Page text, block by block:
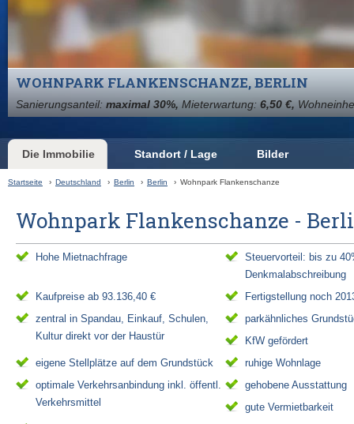
WOHNPARK FLANKENSCHANZE, BERLIN
Sanierungsanteil: maximal 30%, Mieterwartung: 6,50 €,
Die Immobilie Standort / Lage Bilder
Startseite › Deutschland › Berlin › Berlin › Wohnpark Flankenschanze
Wohnpark Flankenschanze -
Hohe Mietnachfrage
Steuervorteil: bis zu
Denkmalabschreibung
Kaufpreise ab 93.136,40 €
Fertigstellung noch
zentral in Spandau, Einkauf, Schulen,
Kultur direkt vor der Haustür
parkähnliches
KfW gefördert
eigene Stellplätze auf dem Grundstück
ruhige Wohnlage
optimale Verkehrsanbindung inkl. öffentl.
Verkehrsmittel
gehobene Ausstattung
gute Vermietbarkeit